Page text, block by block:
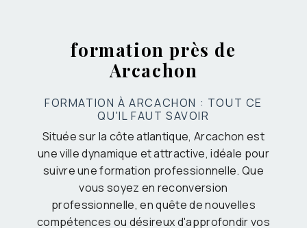
formation près de
Arcachon
FORMATION À ARCACHON : TOUT CE
QU'IL FAUT SAVOIR
Située sur la côte atlantique, Arcachon est
une ville dynamique et attractive, idéale pour
suivre une formation professionnelle. Que
vous soyez en reconversion
professionnelle, en quête de nouvelles
compétences ou désireux d'approfondir vos